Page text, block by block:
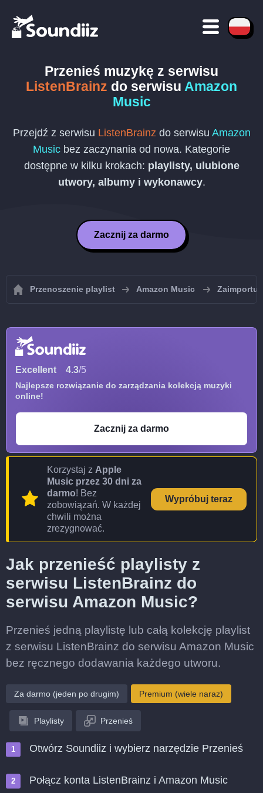
Przenieś muzykę z serwisu
ListenBrainz do serwisu Amazon
Music
Przejdź z serwisu ListenBrainz do serwisu Amazon
Music bez zaczynania od nowa. Kategorie
dostępne w kilku krokach: playlisty, ulubione
utwory, albumy i wykonawcy.
Zacznij za darmo
Przenoszenie playlist Amazon Music Zaimportuj
Excellent 4.3/5
Najlepsze rozwiązanie do zarządzania kolekcją muzyki
online!
Zacznij za darmo
Korzystaj z Apple
Music przez 30 dni za
darmo! Bez
zobowiązań. W każdej
chwili można
zrezygnować.
Wypróbuj teraz
Jak przenieść playlisty z
serwisu ListenBrainz do
serwisu Amazon Music?
Przenieś jedną playlistę lub całą kolekcję playlist
z serwisu ListenBrainz do serwisu Amazon Music
bez ręcznego dodawania każdego utworu.
Za darmo (jeden po drugim) Premium (wiele naraz)
Playlisty Przenieś
Otwórz Soundiiz i wybierz narzędzie Przenieś
Połącz konta ListenBrainz i Amazon Music